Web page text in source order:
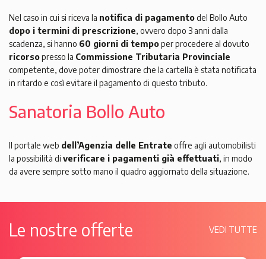
Nel caso in cui si riceva la notifica di pagamentodel Bollo Auto
dopo i termini di prescrizione, ovvero dopo 3 anni dalla
scadenza, si hanno 60 giorni di tempoper procedere al dovuto
ricorsopresso la Commissione Tributaria Provinciale
competente, dove poter dimostrare che la cartella è stata notificata
in ritardo e così evitare il pagamento di questo tributo.
Sanatoria Bollo Auto
Il portale web dell’Agenzia delle Entrate offre agli automobilisti
la possibilità di verificare i pagamenti già effettuati, in modo
da avere sempre sotto mano il quadro aggiornato della situazione.
Le nostre offerte VEDI TUTTE